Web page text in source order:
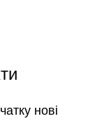
нові